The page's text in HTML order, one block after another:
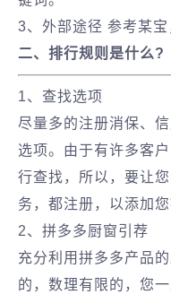
3、外部途径 参考某宝
二、排行规则是什么?
1、查找选项
尽量多的注册消保、
选项。由于有许多客
行查找，所以，要让
务，都注册，以添加
2、拼多多厨窗引荐
充分利用拼多多产品
的，数理有限的，您